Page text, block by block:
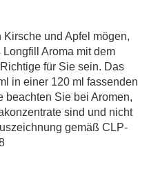
und Apfel mögen,
Aroma mit dem
für Sie sein. Das
in einer 120 ml fassenden
beachten Sie bei Aromen,
sind und nicht
gemäß CLP-